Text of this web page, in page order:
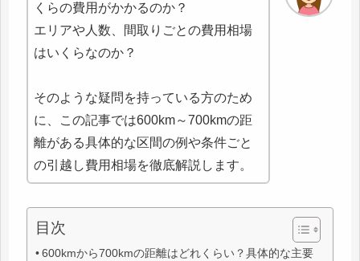
くらの費用がかかるのか？
エリアや人数、間取りごとの費用相場
はいくらなのか？
そのような疑問を持っている方のため
に、この記事では600km～700kmの距
離がある具体的な区間の例や条件ごと
の引越し費用相場を徹底解説します。
目次
600kmから700kmの距離はどれくらい？具体的な主要